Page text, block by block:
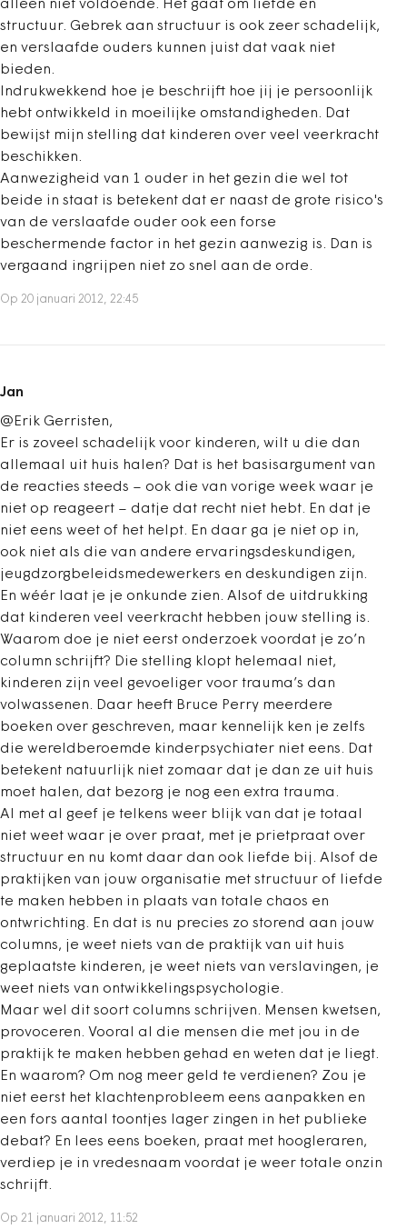
alleen niet voldoende. Het gaat om liefde en
structuur. Gebrek aan structuur is ook zeer schadelijk,
en verslaafde ouders kunnen juist dat vaak niet
bieden.
Indrukwekkend hoe je beschrijft hoe jij je persoonlijk
hebt ontwikkeld in moeilijke omstandigheden. Dat
bewijst mijn stelling dat kinderen over veel veerkracht
beschikken.
Aanwezigheid van 1 ouder in het gezin die wel tot
beide in staat is betekent dat er naast de grote risico's
van de verslaafde ouder ook een forse
beschermende factor in het gezin aanwezig is. Dan is
vergaand ingrijpen niet zo snel aan de orde.
Op 20 januari 2012, 22:45
Jan
@Erik Gerristen,
Er is zoveel schadelijk voor kinderen, wilt u die dan
allemaal uit huis halen? Dat is het basisargument van
de reacties steeds – ook die van vorige week waar je
niet op reageert – datje dat recht niet hebt. En dat je
niet eens weet of het helpt. En daar ga je niet op in,
ook niet als die van andere ervaringsdeskundigen,
jeugdzorgbeleidsmedewerkers en deskundigen zijn.
En wéér laat je je onkunde zien. Alsof de uitdrukking
dat kinderen veel veerkracht hebben jouw stelling is.
Waarom doe je niet eerst onderzoek voordat je zo’n
column schrijft? Die stelling klopt helemaal niet,
kinderen zijn veel gevoeliger voor trauma’s dan
volwassenen. Daar heeft Bruce Perry meerdere
boeken over geschreven, maar kennelijk ken je zelfs
die wereldberoemde kinderpsychiater niet eens. Dat
betekent natuurlijk niet zomaar dat je dan ze uit huis
moet halen, dat bezorg je nog een extra trauma.
Al met al geef je telkens weer blijk van dat je totaal
niet weet waar je over praat, met je prietpraat over
structuur en nu komt daar dan ook liefde bij. Alsof de
praktijken van jouw organisatie met structuur of liefde
te maken hebben in plaats van totale chaos en
ontwrichting. En dat is nu precies zo storend aan jouw
columns, je weet niets van de praktijk van uit huis
geplaatste kinderen, je weet niets van verslavingen, je
weet niets van ontwikkelingspsychologie.
Maar wel dit soort columns schrijven. Mensen kwetsen,
provoceren. Vooral al die mensen die met jou in de
praktijk te maken hebben gehad en weten dat je liegt.
En waarom? Om nog meer geld te verdienen? Zou je
niet eerst het klachtenprobleem eens aanpakken en
een fors aantal toontjes lager zingen in het publieke
debat? En lees eens boeken, praat met hoogleraren,
verdiep je in vredesnaam voordat je weer totale onzin
schrijft.
Op 21 januari 2012, 11:52